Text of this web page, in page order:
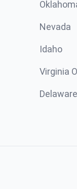
Nevada
Idaho
Virginia
Delaware